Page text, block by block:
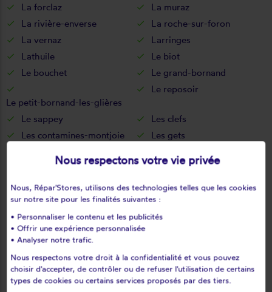
La forclaz
La muraz
La rivière-enverse
La roche-sur-foron
La vernaz
Larringes
Lathuile
Le biot
Le bouchet
Le grand-bornand
Le petit-bornand-les-glières
Le reposoir
Le sappey
Les clefs
Les contamines-montjoie
Les gets
Les villards-sur-thônes
Leschaux
Loisin
Lornay
Lovagny
Lucinges
Lugrin
Lullin
Lully
Manigod
Marcellaz
Marcellaz-albanais
Marcellaz-en-faucigny
Nous respectons votre vie privée
Nous, Répar'Stores, utilisons des technologies telles que les cookies
sur notre site pour les finalités suivantes :
• Personnaliser le contenu et les publicités
• Offrir une expérience personnalisée
• Analyser notre trafic.
Nous respectons votre droit à la confidentialité et vous pouvez
choisir d'accepter, de contrôler ou de refuser l'utilisation de certains
types de cookies ou certains services proposés par des tiers.